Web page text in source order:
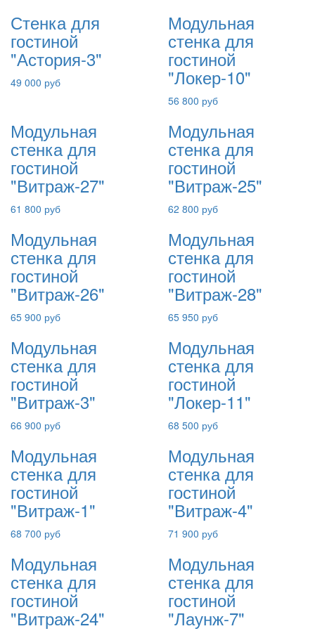
Стенка для
гостиной
"Астория-3"
49 000 руб
Модульная
стенка для
гостиной
"Локер-10"
56 800 руб
Модульная
стенка для
гостиной
"Витраж-27"
61 800 руб
Модульная
стенка для
гостиной
"Витраж-25"
62 800 руб
Модульная
стенка для
гостиной
"Витраж-26"
65 900 руб
Модульная
стенка для
гостиной
"Витраж-28"
65 950 руб
Модульная
стенка для
гостиной
"Витраж-3"
66 900 руб
Модульная
стенка для
гостиной
"Локер-11"
68 500 руб
Модульная
стенка для
гостиной
"Витраж-1"
68 700 руб
Модульная
стенка для
гостиной
"Витраж-4"
71 900 руб
Модульная
стенка для
гостиной
"Витраж-24"
Модульная
стенка для
гостиной
"Лаунж-7"